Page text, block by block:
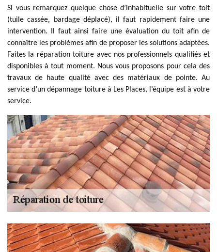
Si vous remarquez quelque chose d’inhabituelle sur votre toit
(tuile cassée, bardage déplacé), il faut rapidement faire une
intervention. Il faut ainsi faire une évaluation du toit afin de
connaître les problèmes afin de proposer les solutions adaptées.
Faites la réparation toiture avec nos professionnels qualifiés et
disponibles à tout moment. Nous vous proposons pour cela des
travaux de haute qualité avec des matériaux de pointe. Au
service d’un dépannage toiture à Les Places, l’équipe est à votre
service.